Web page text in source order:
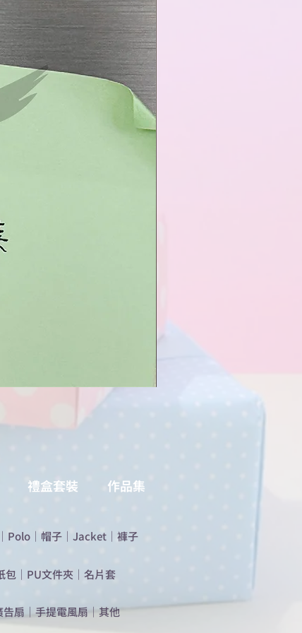
禮盒套裝 作品集
｜ Polo ｜ 帽子 ｜ Jacket ｜ 褲子
包 ｜ PU文件夾 ｜ 名片套
告扇 ｜ 手提電風扇 ｜ 其他